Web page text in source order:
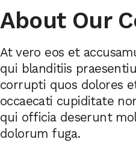
About Our
At vero eos et
qui blanditiis
corrupti quos dolores
occaecati cupiditate
qui officia deserunt
dolorum fuga.